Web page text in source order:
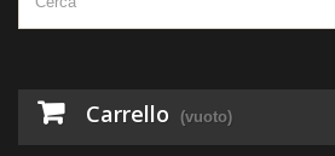
Carrello (vuoto)